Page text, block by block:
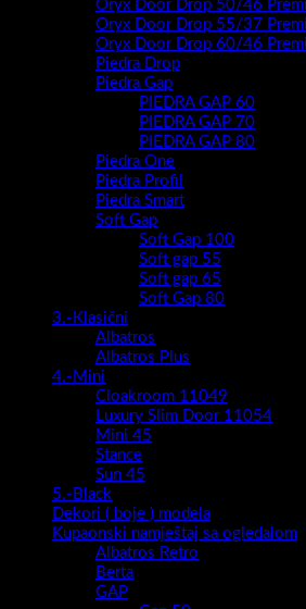
dovoljni da odaberete pravi model za
Piano Profil nudi potpunu slobodu
Stranice ormarića
MDF
Ladica
Viseći
Ormarić sastavljen : Da
Umivaonik uključen :
Boja stranice kabineta : S-bijelo visoki
Boja ploče kabineta:
Boja fronte kabineta: S-bijelo visoki
Možda će vam se također